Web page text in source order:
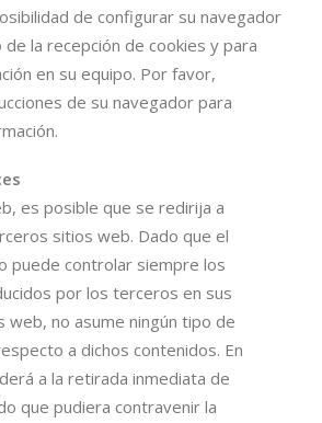
de configurar su navegador
la recepción de cookies y para
en su equipo. Por favor,
de su navegador para
es posible que se redirija a
sitios web. Dado que el
puede controlar siempre los
por los terceros en sus
no asume ningún tipo de
a dichos contenidos. En
a la retirada inmediata de
que pudiera contravenir la